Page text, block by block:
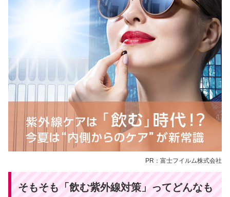
PR：富士フイルム株式会社
そもそも「飲む紫外線対策」ってどんなも